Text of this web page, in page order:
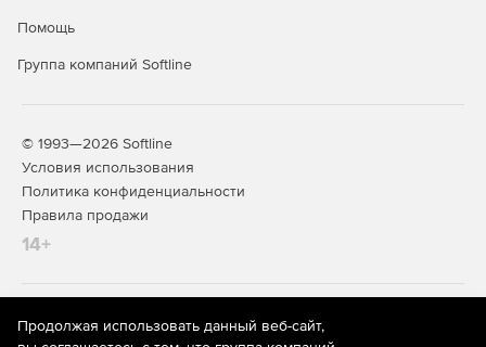
Помощь
Группа компаний Softline
© 1993—2026 Softline
Условия использования
Политика конфиденциальности
Правила продажи
14+
На информационном ресурсе store.softline.ru применяются
рекомендательные технологии
(информационные технологии
Продолжая использовать данный веб-сайт,